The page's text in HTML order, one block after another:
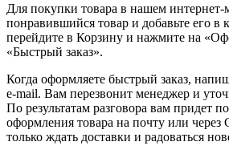
Для покупки товара в нашем интернет-
понравившийся товар и добавьте его в
перейдите в Корзину и нажмите на
«Быстрый заказ».
Когда оформляете быстрый заказ,
e-mail. Вам перезвонит менеджер и
По результатам разговора вам придет
оформления товара на почту или через
только ждать доставки и радоваться